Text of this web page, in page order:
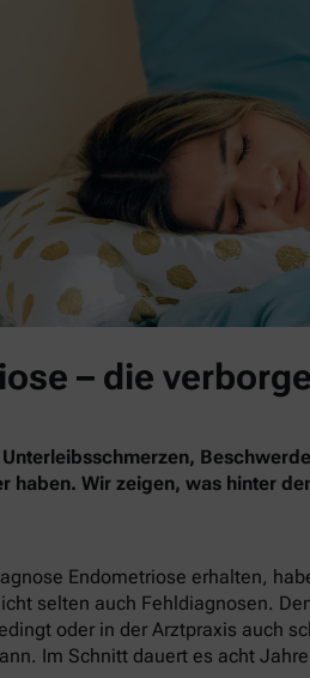
– die
haben. Wir zeigen, was hinter
Endometriose erhalten,
selten auch Fehldiagnosen.
oder in der Arztpraxis auch
Im Schnitt dauert es acht